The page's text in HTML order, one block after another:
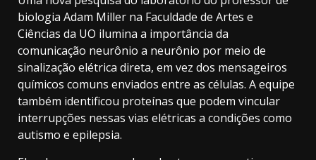
biologia Adam Miller na Faculdade de Artes e
Ciências da UO ilumina a importância da
comunicação neurônio a neurônio por meio de
sinalização elétrica direta, em vez dos mensageiros
químicos comuns enviados entre as células. A equipe
também identificou proteínas que podem vincular
interrupções nessas vias elétricas a condições como
autismo e epilepsia.